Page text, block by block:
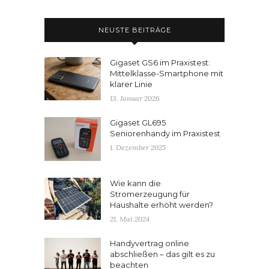
NEUSTE BEITRÄGE
Gigaset GS6 im Praxistest:
Mittelklasse-Smartphone mit
klarer Linie
13. Januar 2026
Gigaset GL695
Seniorenhandy im Praxistest
1. Dezember 2025
Wie kann die
Stromerzeugung für
Haushalte erhöht werden?
21. Mai 2024
Handyvertrag online
abschließen – das gilt es zu
beachten